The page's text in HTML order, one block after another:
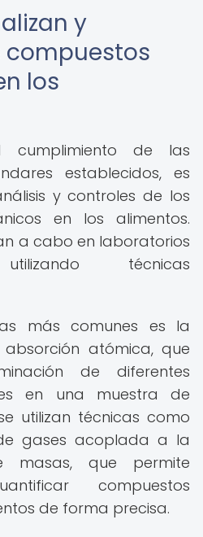
y
los
cumplimiento de las
establecidos, es
y controles de los
en los alimentos.
a cabo en laboratorios
técnicas
más comunes es la
atómica, que
de diferentes
en una muestra de
utilizan técnicas como
gases acoplada a la
masas, que permite
compuestos
de forma precisa.